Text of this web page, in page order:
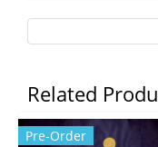
Related
Pre-Order